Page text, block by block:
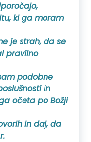
ki ga moram
je strah, da se
pravilno
podobne
in
očeta po Božji
in daj, da